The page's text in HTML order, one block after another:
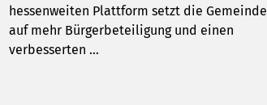
hessenweiten Plattform setzt die Gemeinde
auf mehr Bürgerbeteiligung und einen
verbesserten …